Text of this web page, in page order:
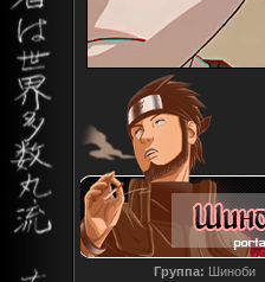
Группа: Шиноби